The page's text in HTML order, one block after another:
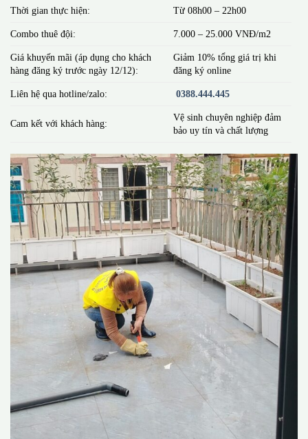
Thời gian thực hiện: Từ 08h00 – 22h00
Combo thuê đội: 7.000 – 25.000 VNĐ/m2
Giá khuyến mãi (áp dụng cho khách
hàng đăng ký trước ngày 12/12):
Giảm 10% tổng giá trị khi
đăng ký online
Liên hệ qua hotline/zalo: 0388.444.445
Cam kết với khách hàng:
Vệ sinh chuyên nghiệp đảm
bảo uy tín và chất lượng